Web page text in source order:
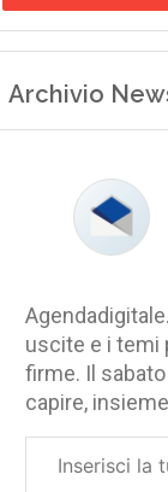
Archivio
uscite e i temi
firme. Il
capire,
aziendale